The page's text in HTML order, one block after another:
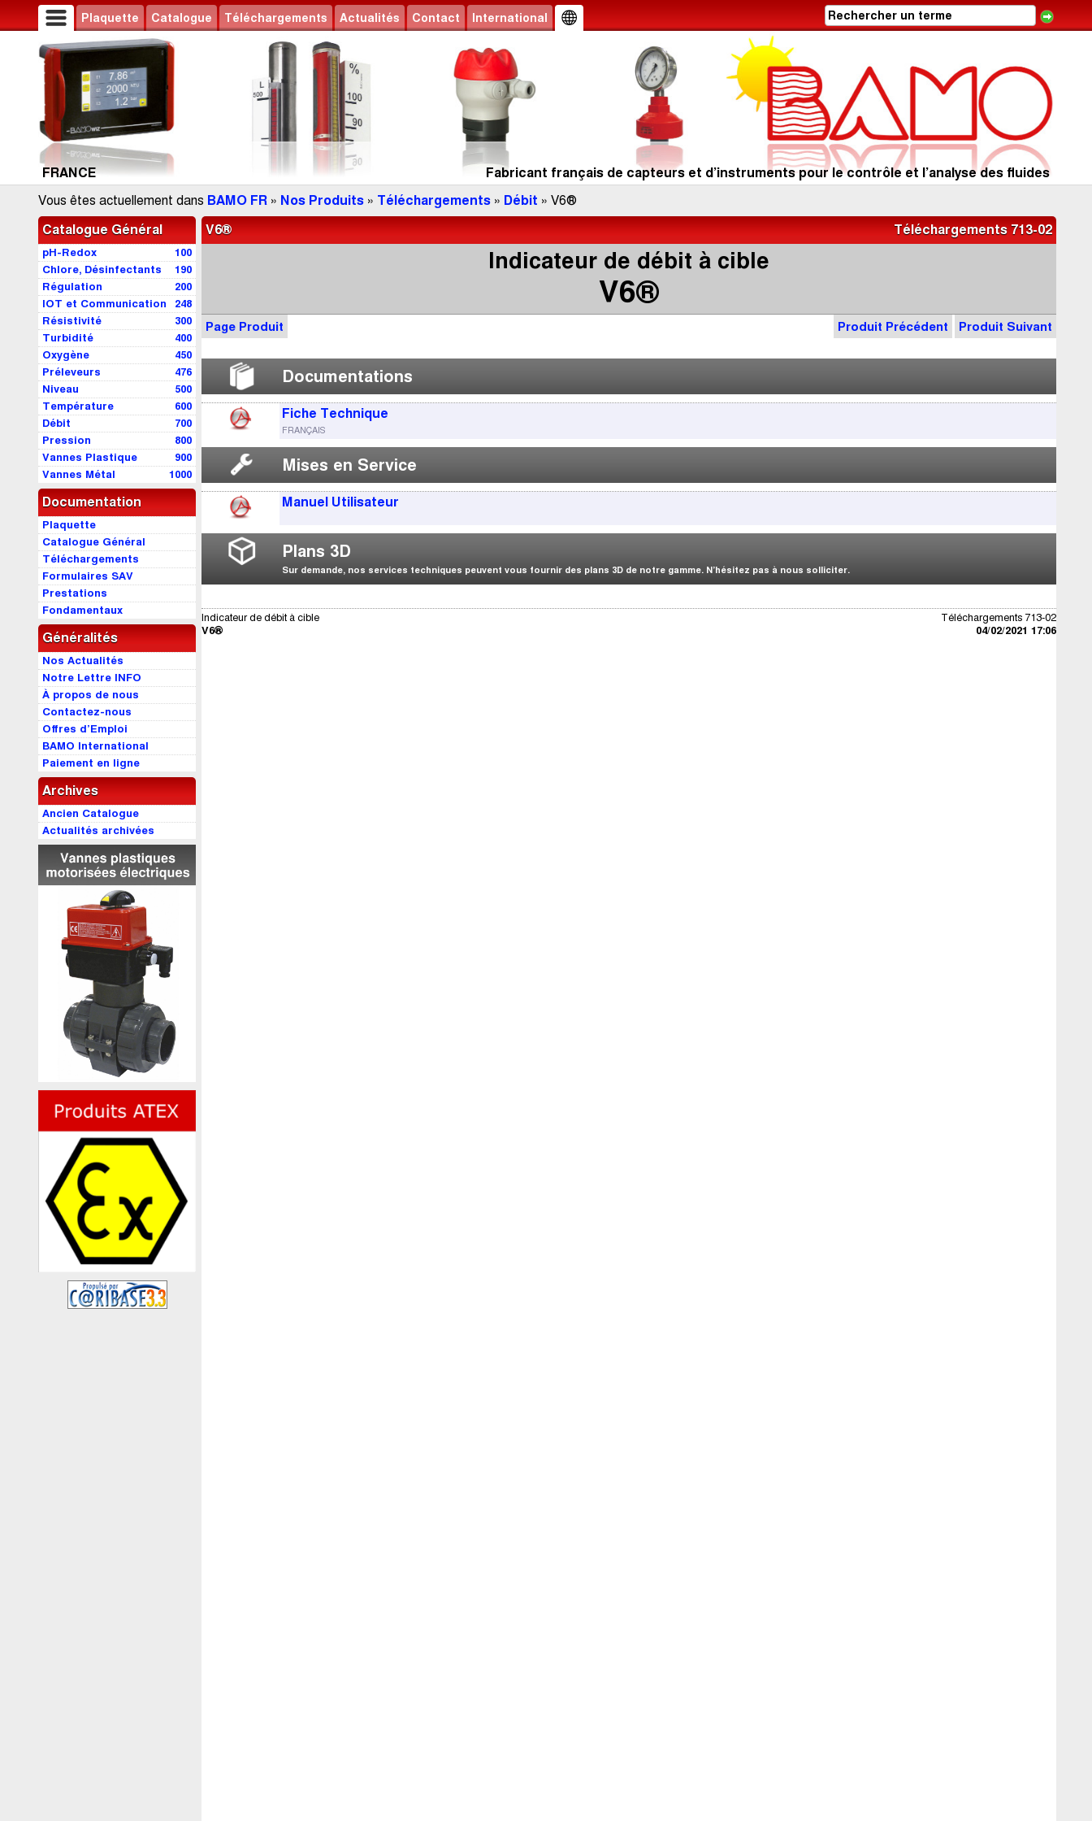
Plaquette Catalogue Téléchargements Actualités Contact International
FRANCE
Fabricant français de capteurs et d’instruments pour le contrôle et l’analyse des fluides
Vous êtes actuellement dans BAMO FR » Nos Produits » Téléchargements » Débit » V6®
Catalogue Général
100
pH-Redox
190
Chlore, Désinfectants
200
Régulation
248
IOT et Communication
300
Résistivité
400
Turbidité
450
Oxygène
476
Préleveurs
500
Niveau
600
Température
700
Débit
800
Pression
900
Vannes Plastique
1000
Vannes Métal
Documentation
Plaquette
Catalogue Général
Téléchargements
Formulaires SAV
Prestations
Fondamentaux
Généralités
Nos Actualités
Notre Lettre INFO
À propos de nous
Contactez-nous
Offres d’Emploi
BAMO International
Paiement en ligne
Archives
Ancien Catalogue
Actualités archivées
Téléchargements 713-02
V6®
Indicateur de débit à cible
V6®
Produit Précédent Produit Suivant
Page Produit
Documentations
Fiche Technique
FRANÇAIS
Mises en Service
Manuel Utilisateur
Plans 3D
Sur demande, nos services techniques peuvent vous fournir des plans 3D de notre gamme. N’hésitez pas à nous solliciter.
Téléchargements 713-02
04/02/2021 17:06
Indicateur de débit à cible
V6®